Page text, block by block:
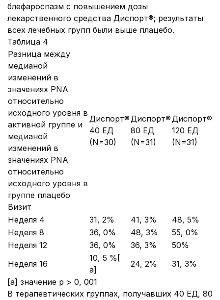
блефароспазм с повышением дозы
лекарственного средства Диспорт®; результаты
всех лечебных групп были выше плацебо.
Таблица 4
Разница между
медианой
изменений в
значениях PNA
относительно
исходного уровня в
активной группе и
медианой
изменений в
значениях PNA
относительно
исходного уровня в
группе плацебо
Визит
Диспорт®
40 ЕД
(N=30)
Диспорт®
80 ЕД
(N=31)
Диспорт®
120 ЕД
(N=31)
Неделя 4 31, 2% 41, 3%
48, 5%
Неделя 8
36, 0% 48, 3%
55, 0%
Неделя 12
36, 0% 36, 3%
50%
Неделя 16
10, 5 %[
a]
24, 2%
31, 3%
[a] значение р > 0, 001
В терапевтических группах, получавших 40 ЕД, 80